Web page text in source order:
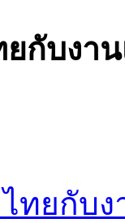
กับงาน
ยกับง